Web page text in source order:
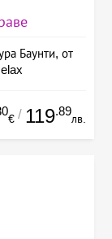
Баунти, от
€ / 119.89
лв.